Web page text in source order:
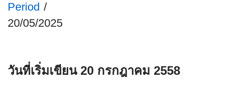
Period
20/05/2025
วันที่เริ่มเขียน 20 กรกฎาคม 2558